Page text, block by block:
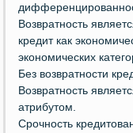
Возвратность
кредит как
экономических
Без возвратности
Возвратность
атрибутом.
Срочность